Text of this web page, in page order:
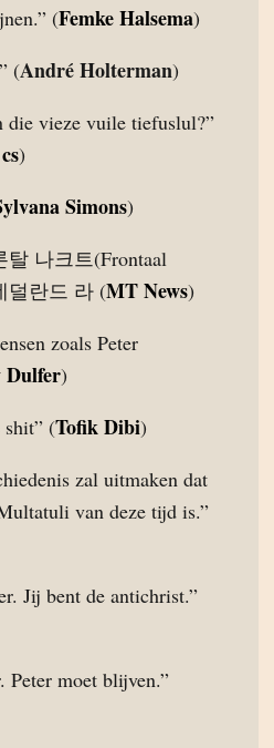
(Femke Halsema)
(André Holterman)
die vieze vuile tiefuslul?”
)
Simons)
나크트(Frontaal
덜란드 라 (MT News)
zoals Peter
Dulfer)
shit” (Tofik Dibi)
zal uitmaken dat
van deze tijd is.”
Jij bent de antichrist.”
Peter moet blijven.”